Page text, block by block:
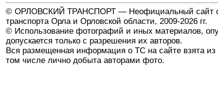
© ОРЛОВСКИЙ ТРАНСПОРТ — Неофициальный сайт
транспорта Орла и Орловской области, 2009-2026 гг.
© Использование фотографий и иных материалов,
допускается только с разрешения их авторов.
Вся размещенная информация о ТС на сайте взята из
том числе лично добыта авторами фото.